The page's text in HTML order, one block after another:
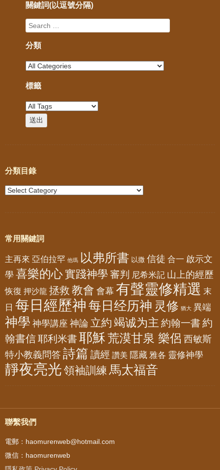
關鍵詞(以逗號分隔)
分類
標籤
分類目錄
常用關鍵詞
主再來 亞伯拉罕 他瑪 以弗所書 以撒 信徒 合一 啟示文
學 喜樂的心實踐神學 審判 尼希米記 山上的經歷
恢復 押沙龍 拯救 教會 會幕 有聲靈修精選 末
日 每日經歷神 每日经历神 灵修 猶大 異端
神學 神學講座 神論 立約 竭诚为主 約翰一書 約
翰書信耶利米書 耶穌荒漠甘泉 樂侶 西敏斯
特小教義問答詩篇 讀經 讚美 隱藏 雅各 靈修神學
靜夜亮光 領袖訓練 馬太福音
聯繫我們
電郵：haomurenweb@hotmail.com
微信：haomurenweb